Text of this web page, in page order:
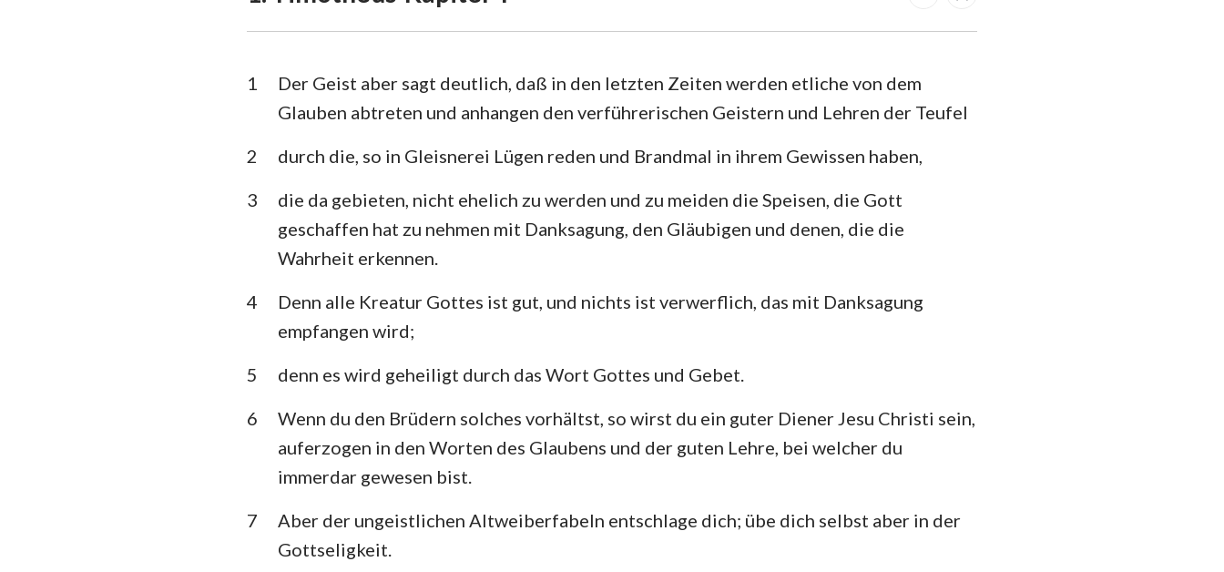
3. Mose 4. Mose
5. Mose Josua
Richter Rut
1.Samuel 2.Samuel
1.Könige 2.Könige
Prediger Hohelied
Jesaja Jeremia
Klagelieder Hesekiel
Daniel
Lukas Johannes
Apostelgeschichte Römer
1. Korinther 2. Korinther
Galater Epheser
Philipper Kolosser
1. Petrus 2. Petrus
3. Johannes Judas
1
Der Geist aber sagt deutlich, daß in den letzten Zeiten werden etliche von dem
Glauben abtreten und anhangen den verführerischen Geistern und Lehren der Teufel
2
durch die, so in Gleisnerei Lügen reden und Brandmal in ihrem Gewissen haben,
3
die da gebieten, nicht ehelich zu werden und zu meiden die Speisen, die Gott
geschaffen hat zu nehmen mit Danksagung, den Gläubigen und denen, die die
Wahrheit erkennen.
4
Denn alle Kreatur Gottes ist gut, und nichts ist verwerflich, das mit Danksagung
empfangen wird;
5
denn es wird geheiligt durch das Wort Gottes und Gebet.
6
Wenn du den Brüdern solches vorhältst, so wirst du ein guter Diener Jesu Christi sein,
auferzogen in den Worten des Glaubens und der guten Lehre, bei welcher du
immerdar gewesen bist.
7
Aber der ungeistlichen Altweiberfabeln entschlage dich; übe dich selbst aber in der
Gottseligkeit.